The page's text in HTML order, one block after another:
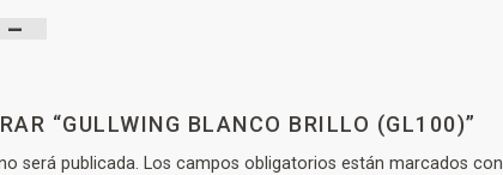
“GULLWING BLANCO BRILLO (GL100)”
será publicada. Los campos obligatorios están marcados con